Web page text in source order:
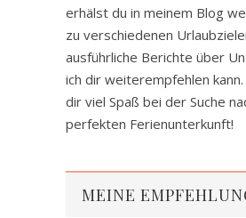
erhälst du in meinem Blog
zu verschiedenen
ausführliche Berichte über
ich dir weiterempfehlen
dir viel Spaß bei der Suche
perfekten Ferienunterkunft!
MEINE